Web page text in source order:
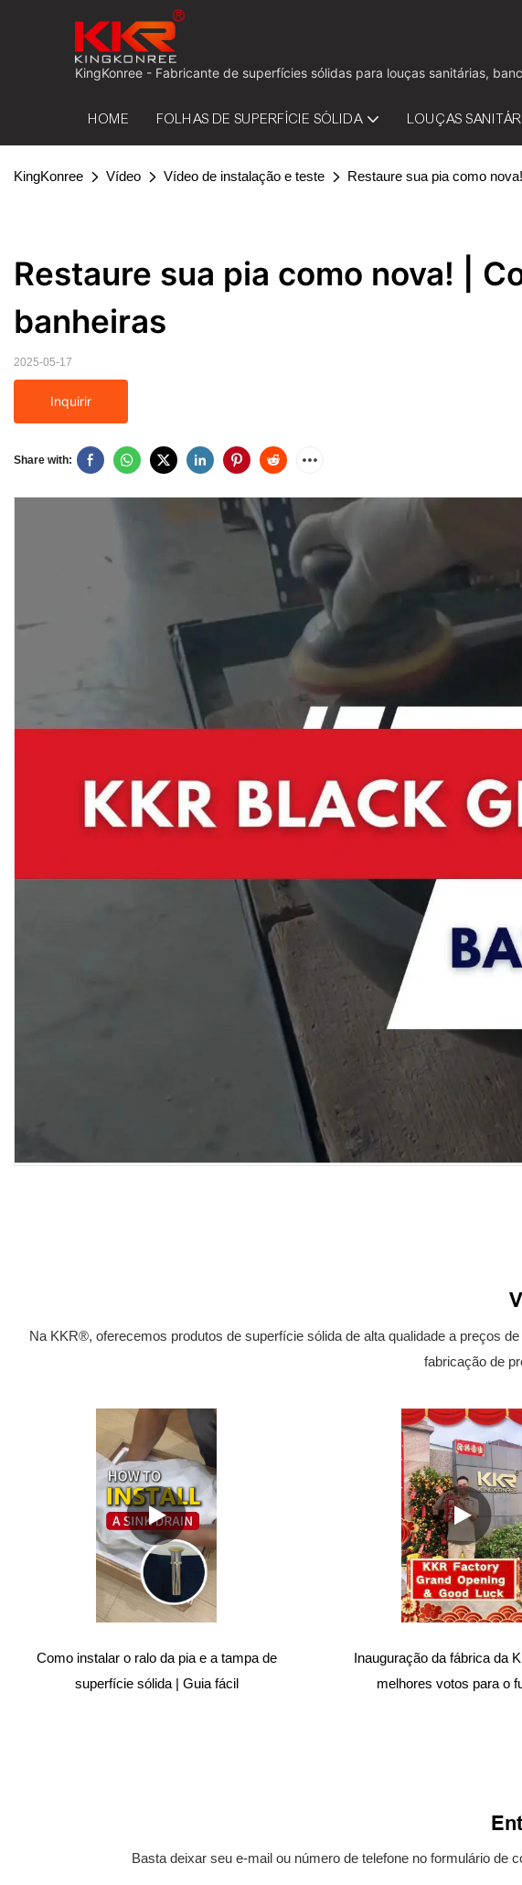
KingKonree - Fabricante de superfícies sólidas para louças sanitárias,
HOME FOLHAS DE SUPERFÍCIE SÓLIDA LOUÇAS
KingKonree Vídeo Vídeo de instalação e teste Restaure sua pia como
Restaure sua pia como nova! |
banheiras
2025-05-17
Inquirir
Share with:
Na KKR®, oferecemos produtos de superfície sólida de alta qualidade a preços
fabricação de
Como instalar o ralo da pia e a tampa de
superfície sólida | Guia fácil
Inauguração da fábrica da
melhores votos para o
Basta deixar seu e-mail ou número de telefone no formulário de